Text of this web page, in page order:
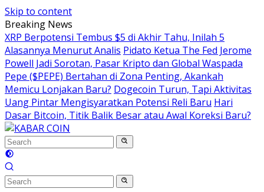
Skip to content
Breaking News
XRP Berpotensi Tembus $5 di Akhir Tahu, Inilah 5
Alasannya Menurut Analis Pidato Ketua The Fed Jerome
Powell Jadi Sorotan, Pasar Kripto dan Global Waspada
Pepe ($PEPE) Bertahan di Zona Penting, Akankah
Memicu Lonjakan Baru? Dogecoin Turun, Tapi Aktivitas
Uang Pintar Mengisyaratkan Potensi Reli Baru Hari
Dasar Bitcoin, Titik Balik Besar atau Awal Koreksi Baru?